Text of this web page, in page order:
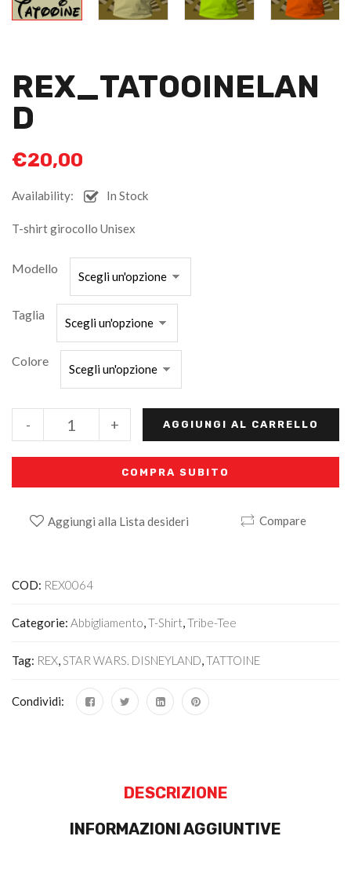
REX_TATOOINELAN
D
€20,00
Availability: In Stock
T-shirt girocollo Unisex
Modello
Taglia
Colore
+
- AGGIUNGI AL CARRELLO
COMPRA SUBITO
Aggiungi alla Lista desideri Compare
COD: REX0064
Categorie: Abbigliamento,T-Shirt,Tribe-Tee
Tag: REX,STAR WARS. DISNEYLAND,TATTOINE
Condividi:
DESCRIZIONE
INFORMAZIONI AGGIUNTIVE